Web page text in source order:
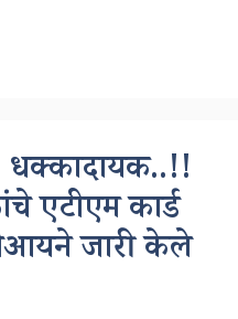
एटीएम कार्ड
जारी केले